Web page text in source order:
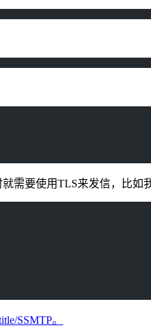
需要使用TLS来发信，比
SSMTP。